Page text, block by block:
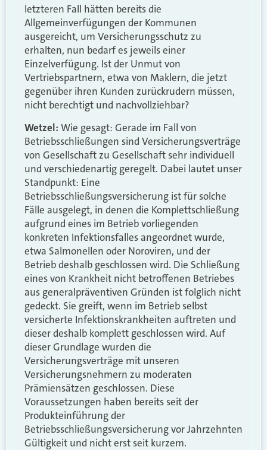
letzteren Fall hätten bereits die
Allgemeinverfügungen der Kommunen
ausgereicht, um Versicherungsschutz zu
erhalten, nun bedarf es jeweils einer
Einzelverfügung. Ist der Unmut von
Vertriebspartnern, etwa von Maklern, die jetzt
gegenüber ihren Kunden zurückrudern müssen,
nicht berechtigt und nachvollziehbar?
Wetzel: Wie gesagt: Gerade im Fall von
Betriebsschließungen sind Versicherungsverträge
von Gesellschaft zu Gesellschaft sehr individuell
und verschiedenartig geregelt. Dabei lautet unser
Standpunkt: Eine
Betriebsschließungsversicherung ist für solche
Fälle ausgelegt, in denen die Komplettschließung
aufgrund eines im Betrieb vorliegenden
konkreten Infektionsfalles angeordnet wurde,
etwa Salmonellen oder Noroviren, und der
Betrieb deshalb geschlossen wird. Die Schließung
eines von Krankheit nicht betroffenen Betriebes
aus generalpräventiven Gründen ist folglich nicht
gedeckt. Sie greift, wenn im Betrieb selbst
versicherte Infektionskrankheiten auftreten und
dieser deshalb komplett geschlossen wird. Auf
dieser Grundlage wurden die
Versicherungsverträge mit unseren
Versicherungsnehmern zu moderaten
Prämiensätzen geschlossen. Diese
Voraussetzungen haben bereits seit der
Produkteinführung der
Betriebsschließungsversicherung vor Jahrzehnten
Gültigkeit und nicht erst seit kurzem.